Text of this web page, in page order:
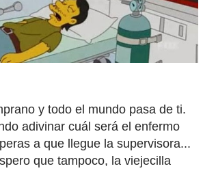
y todo el mundo pasa de ti.
adivinar cuál será el enfermo
a que llegue la supervisora...
que tampoco, la viejecilla